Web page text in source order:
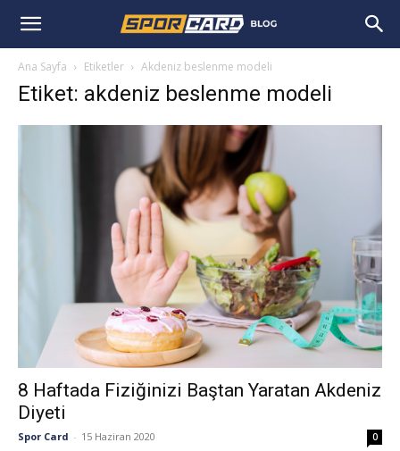
Ana Sayfa Etiketler Akdeniz beslenme modeli
Etiket: akdeniz beslenme modeli
8 Haftada Fiziğinizi Baştan Yaratan Akdeniz
Diyeti
Spor Card - 15 Haziran 2020 0